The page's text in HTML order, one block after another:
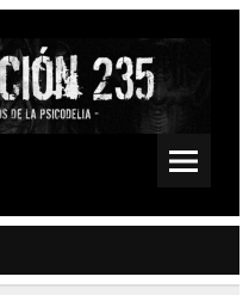
Fuzz, Space, Drone